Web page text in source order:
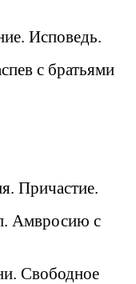
Исповедь.
с братьями
Причастие.
Амвросию с
Свободное